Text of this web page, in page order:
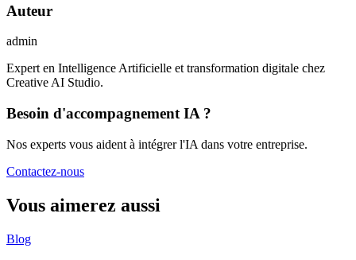
Auteur
admin
Expert en Intelligence Artificielle et transformation digitale chez
Creative AI Studio.
Besoin d'accompagnement IA ?
Nos experts vous aident à intégrer l'IA dans votre entreprise.
Contactez-nous
Vous aimerez aussi
Blog